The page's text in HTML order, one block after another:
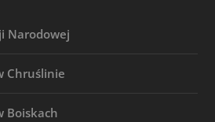
Narodowej
Chruślinie
Boiskach